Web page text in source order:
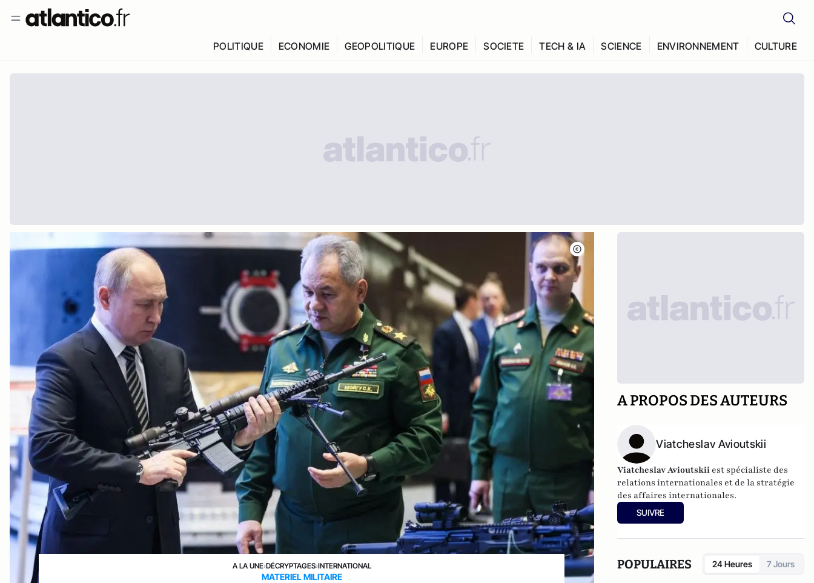
POLITIQUE ECONOMIE GEOPOLITIQUE EUROPE SOCIETE TECH & IA SCIENCE ENVIRONNEMENT CULTURE
A LA UNE›DÉCRYPTAGES›INTERNATIONAL
MATERIEL MILITAIRE
A PROPOS DES AUTEURS
Viatcheslav Avioutskii
Viatcheslav Avioutskii est spécialiste des
relations internationales et de la stratégie
des affaires internationales.
SUIVRE
POPULAIRES 24 Heures 7 Jours